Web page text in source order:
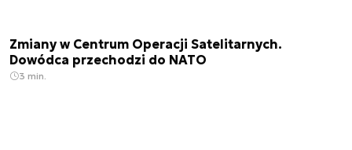
Zmiany w Centrum Operacji Satelitarnych.
Dowódca przechodzi do NATO
3 min.